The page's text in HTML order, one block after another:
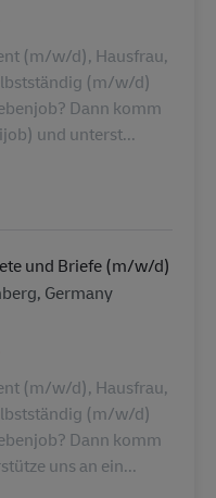
(m/w/d), Hausfrau,
(m/w/d)
Dann komm
und unterst...
und Briefe (m/w/d)
Germany
(m/w/d), Hausfrau,
(m/w/d)
Dann komm
uns an ein...